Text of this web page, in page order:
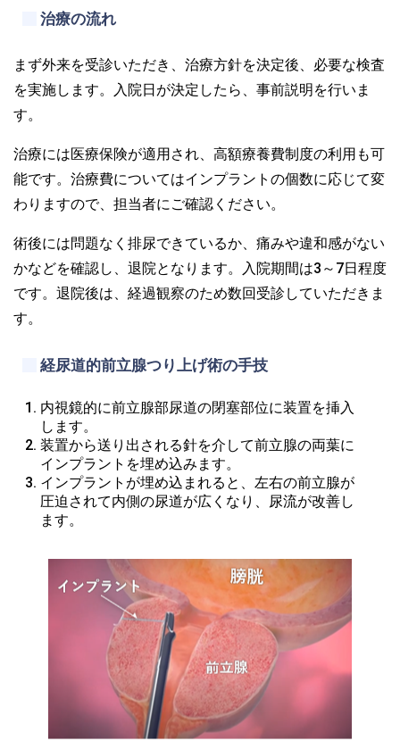
治療の流れ
まず外来を受診いただき、治療方針を決定後、必要な検査
を実施します。入院日が決定したら、事前説明を行いま
す。
治療には医療保険が適用され、高額療養費制度の利用も可
能です。治療費についてはインプラントの個数に応じて変
わりますので、担当者にご確認ください。
術後には問題なく排尿できているか、痛みや違和感がない
かなどを確認し、退院となります。入院期間は3～7日程度
です。退院後は、経過観察のため数回受診していただきま
す。
経尿道的前立腺つり上げ術の手技
内視鏡的に前立腺部尿道の閉塞部位に装置を挿入
します。
装置から送り出される針を介して前立腺の両葉に
インプラントを埋め込みます。
インプラントが埋め込まれると、左右の前立腺が
圧迫されて内側の尿道が広くなり、尿流が改善し
ます。